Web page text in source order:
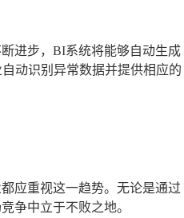
进步，BI系统将能够自动生成
动识别异常数据并提供相应的
应重视这一趋势。无论是通过
争中立于不败之地。